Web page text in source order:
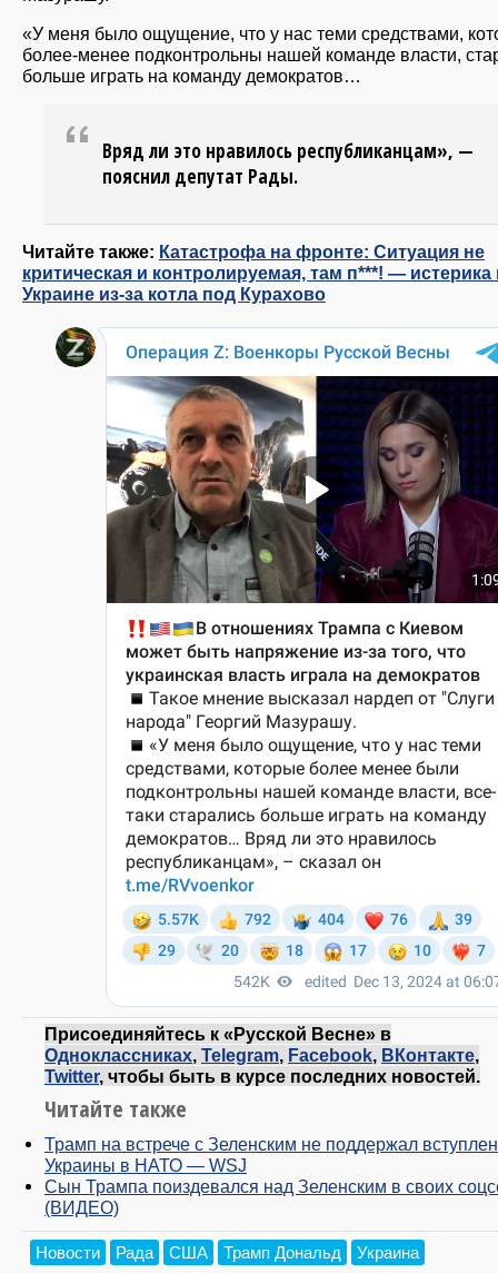
«У меня было ощущение, что у нас теми средствами,
более-менее подконтрольны нашей команде власти,
больше играть на команду демократов…
Вряд ли это нравилось республиканцам», —
пояснил депутат Рады.
Читайте также: Катастрофа на фронте: Ситуация не
критическая и контролируемая, там п***! — истерика
Украине из-за котла под Курахово
Присоединяйтесь к «Русской Весне» в
Одноклассниках, Telegram, Facebook, ВКонтакте,
Twitter, чтобы быть в курсе последних новостей.
Читайте также
Трамп на встрече с Зеленским не поддержал
Украины в НАТО — WSJ
Сын Трампа поиздевался над Зеленским в своих
(ВИДЕО)
Новости Рада США Трамп Дональд Украина